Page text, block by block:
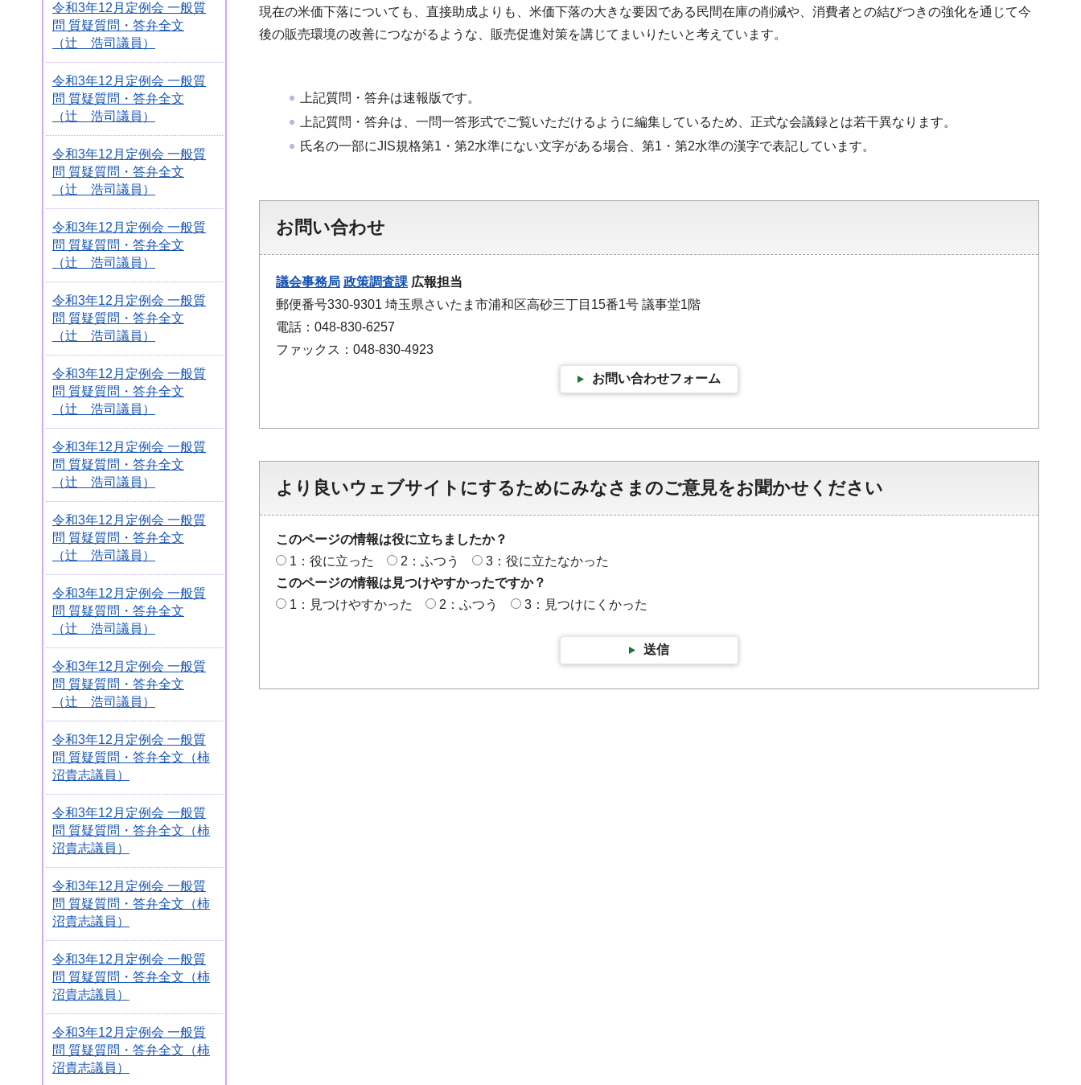
令和3年12月定例会 一般質
問 質疑質問・答弁全文
（辻 浩司議員）
令和3年12月定例会 一般質
問 質疑質問・答弁全文
（辻 浩司議員）
令和3年12月定例会 一般質
問 質疑質問・答弁全文
（辻 浩司議員）
令和3年12月定例会 一般質
問 質疑質問・答弁全文
（辻 浩司議員）
令和3年12月定例会 一般質
問 質疑質問・答弁全文
（辻 浩司議員）
令和3年12月定例会 一般質
問 質疑質問・答弁全文
（辻 浩司議員）
令和3年12月定例会 一般質
問 質疑質問・答弁全文
（辻 浩司議員）
令和3年12月定例会 一般質
問 質疑質問・答弁全文
（辻 浩司議員）
令和3年12月定例会 一般質
問 質疑質問・答弁全文
（辻 浩司議員）
令和3年12月定例会 一般質
問 質疑質問・答弁全文
（辻 浩司議員）
令和3年12月定例会 一般質
問 質疑質問・答弁全文（柿
沼貴志議員）
令和3年12月定例会 一般質
問 質疑質問・答弁全文（柿
沼貴志議員）
令和3年12月定例会 一般質
問 質疑質問・答弁全文（柿
沼貴志議員）
令和3年12月定例会 一般質
問 質疑質問・答弁全文（柿
沼貴志議員）
令和3年12月定例会 一般質
問 質疑質問・答弁全文（柿
沼貴志議員）
現在の米価下落についても、直接助成よりも、米価下落の大きな要因である民間在庫の削減や、消費者との結びつきの強化を通じて今
後の販売環境の改善につながるような、販売促進対策を講じてまいりたいと考えています。
上記質問・答弁は速報版です。
上記質問・答弁は、一問一答形式でご覧いただけるように編集しているため、正式な会議録とは若干異なります。
氏名の一部にJIS規格第1・第2水準にない文字がある場合、第1・第2水準の漢字で表記しています。
お問い合わせ
議会事務局 政策調査課 広報担当
郵便番号330-9301 埼玉県さいたま市浦和区高砂三丁目15番1号 議事堂1階
電話：048-830-6257
ファックス：048-830-4923
お問い合わせフォーム
より良いウェブサイトにするためにみなさまのご意見をお聞かせください
このページの情報は役に立ちましたか？
1：役に立った
2：ふつう
3：役に立たなかった
このページの情報は見つけやすかったですか？
1：見つけやすかった
2：ふつう 3：見つけにくかった
送信